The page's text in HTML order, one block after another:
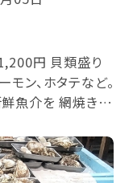
円 貝類盛り
ン、ホタテなど。
鮮魚介を 網焼きで